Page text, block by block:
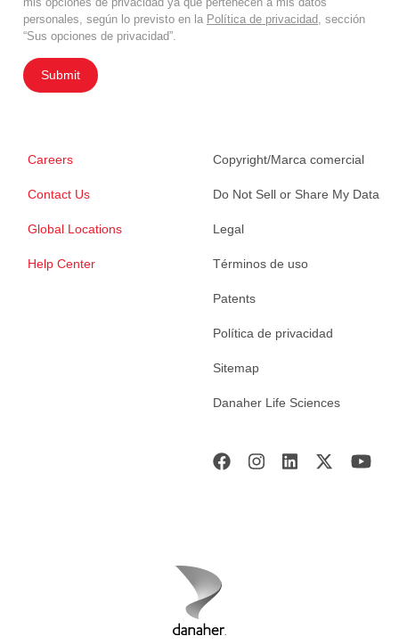
personales, según lo previsto en la Política de privacidad, sección
“Sus opciones de privacidad”.
Submit
Careers
Contact Us
Global Locations
Help Center
Copyright/Marca comercial
Do Not Sell or Share My Data
Legal
Términos de uso
Patents
Política de privacidad
Sitemap
Danaher Life Sciences